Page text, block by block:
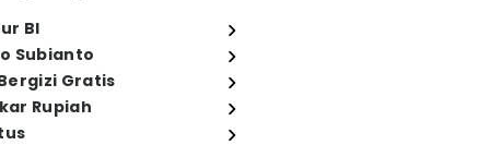
BI
Subianto
Gratis
Rupiah